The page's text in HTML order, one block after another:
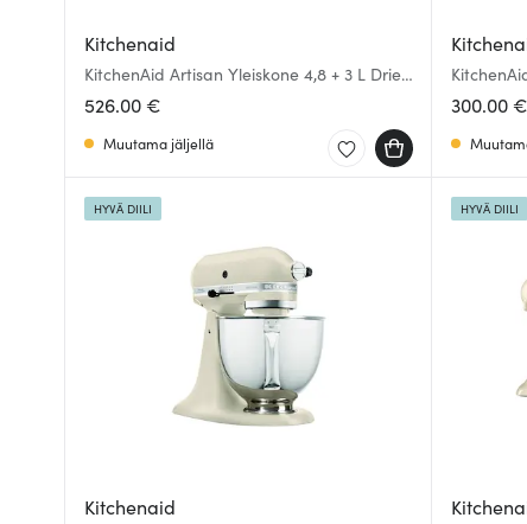
Kitchenaid
KitchenAid Artisan Yleiskone 4,8 + 3 L Dried
Rose
526.00 €
Muutama jäljellä
Pistaasi
300.00 €
Kitchenaid
HYVÄ DIILI HYVÄ DIILI